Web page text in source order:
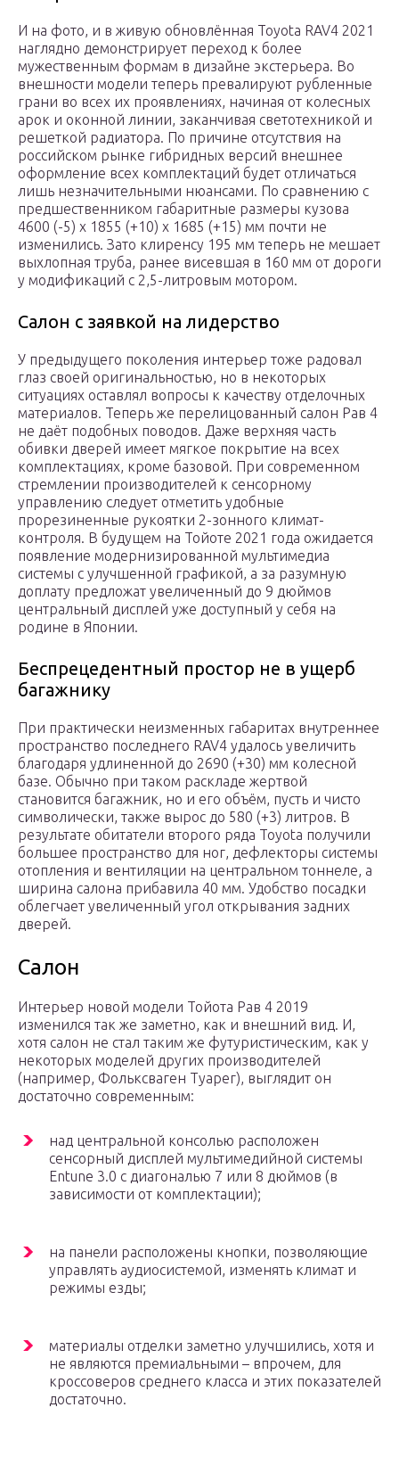
И на фото, и в живую обновлённая Toyota RAV4 2021
наглядно демонстрирует переход к более
мужественным формам в дизайне экстерьера. Во
внешности модели теперь превалируют рубленные
грани во всех их проявлениях, начиная от колесных
арок и оконной линии, заканчивая светотехникой и
решеткой радиатора. По причине отсутствия на
российском рынке гибридных версий внешнее
оформление всех комплектаций будет отличаться
лишь незначительными нюансами. По сравнению с
предшественником габаритные размеры кузова
4600 (-5) х 1855 (+10) х 1685 (+15) мм почти не
изменились. Зато клиренсу 195 мм теперь не мешает
выхлопная труба, ранее висевшая в 160 мм от дороги
у модификаций с 2,5-литровым мотором.
Салон с заявкой на лидерство
У предыдущего поколения интерьер тоже радовал
глаз своей оригинальностью, но в некоторых
ситуациях оставлял вопросы к качеству отделочных
материалов. Теперь же перелицованный салон Рав 4
не даёт подобных поводов. Даже верхняя часть
обивки дверей имеет мягкое покрытие на всех
комплектациях, кроме базовой. При современном
стремлении производителей к сенсорному
управлению следует отметить удобные
прорезиненные рукоятки 2-зонного климат-
контроля. В будущем на Тойоте 2021 года ожидается
появление модернизированной мультимедиа
системы с улучшенной графикой, а за разумную
доплату предложат увеличенный до 9 дюймов
центральный дисплей уже доступный у себя на
родине в Японии.
Беспрецедентный простор не в ущерб
багажнику
При практически неизменных габаритах внутреннее
пространство последнего RAV4 удалось увеличить
благодаря удлиненной до 2690 (+30) мм колесной
базе. Обычно при таком раскладе жертвой
становится багажник, но и его объём, пусть и чисто
символически, также вырос до 580 (+3) литров. В
результате обитатели второго ряда Toyota получили
большее пространство для ног, дефлекторы системы
отопления и вентиляции на центральном тоннеле, а
ширина салона прибавила 40 мм. Удобство посадки
облегчает увеличенный угол открывания задних
дверей.
Салон
Интерьер новой модели Тойота Рав 4 2019
изменился так же заметно, как и внешний вид. И,
хотя салон не стал таким же футуристическим, как у
некоторых моделей других производителей
(например, Фольксваген Туарег), выглядит он
достаточно современным:
над центральной консолью расположен
сенсорный дисплей мультимедийной системы
Entune 3.0 с диагональю 7 или 8 дюймов (в
зависимости от комплектации);
на панели расположены кнопки, позволяющие
управлять аудиосистемой, изменять климат и
режимы езды;
материалы отделки заметно улучшились, хотя и
не являются премиальными – впрочем, для
кроссоверов среднего класса и этих показателей
достаточно.